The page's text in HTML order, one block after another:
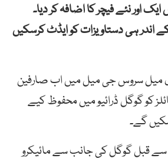
اور نئے فیچر کا اضافہ کر دیا۔
ہی دستاویزات کو ایڈٹ کرسکیں
میل سروس جی میل میں اب صارفین
کو گوگل ڈرائیو میں محفوظ کیے
گے۔
قبل گوگل کی جانب سے مائیکرو